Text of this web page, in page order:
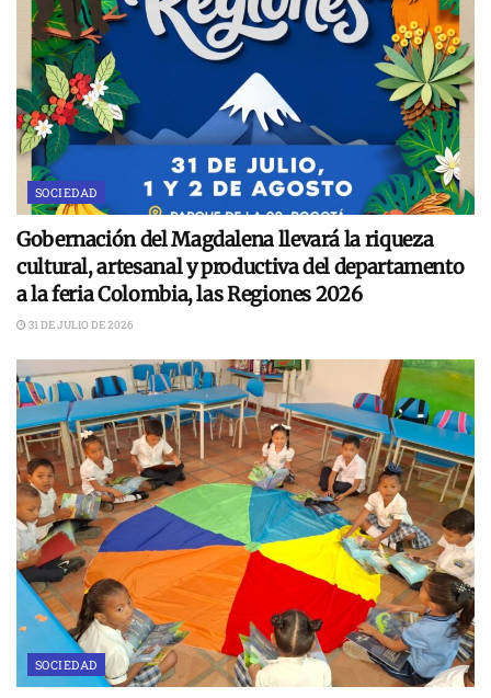
SOCIEDAD
Gobernación del Magdalena llevará la riqueza
cultural, artesanal y productiva del departamento
a la feria Colombia, las Regiones 2026
31 DE JULIO DE 2026
SOCIEDAD